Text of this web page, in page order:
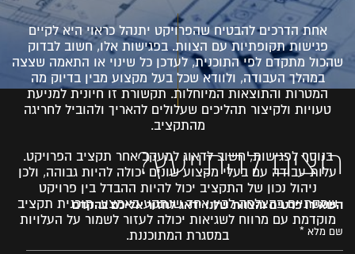
אחת הדרכים להבטיח שהפרויקט יתנהל כראוי היא לקיים
פגישות תקופתיות עם הצוות. בפגישות אלו, חשוב לבדוק
שהכול מתקדם לפי התוכנית, לעדכן כל שינוי או התאמה שצצה
במהלך העבודה, ולוודא שכל בעל מקצוע מבין בדיוק מה
המטרות והתוצאות המיוחלות. תקשורת זו חיונית למניעת
טעויות ולקיצור תהליכים שעלולים להאריך ולהוביל לחריגה
מהתקציב.
בנוסף לפגישות, חשוב לדאוג למעקב אחר תקציב הפרויקט.
עלות עבודה עם בעלי מקצוע שונים יכולה להיות גבוהה, ולכן
ניהול נכון של התקציב יכול להיות ההבדל בין פרויקט
שמסתיים בהצלחה לבין אחד שנתקע באמצע. תוכנית תקציב
מוקדמת עם מרווח לשגיאות יכולה לעזור לשמור על העלויות
במסגרת המתוכננת.
רוצים להתייעץ?
השאירו פרטים והצוות שלנו ידאג לחזור אליכם בהקדם